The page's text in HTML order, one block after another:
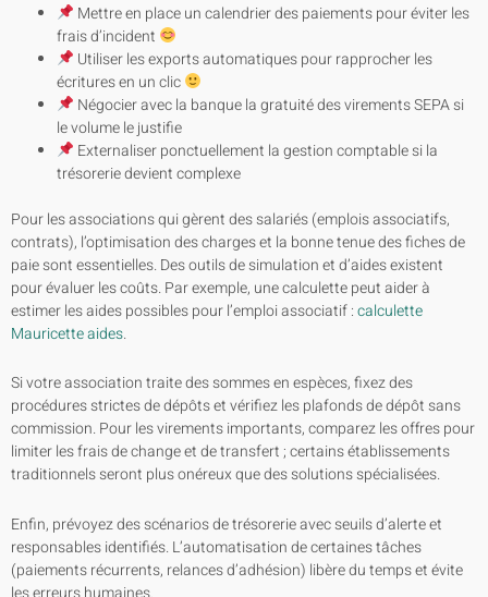
Mettre en place un calendrier des paiements pour éviter les
frais d’incident
Utiliser les exports automatiques pour rapprocher les
écritures en un clic
Négocier avec la banque la gratuité des virements SEPA si
le volume le justifie
Externaliser ponctuellement la gestion comptable si la
trésorerie devient complexe
Pour les associations qui gèrent des salariés (emplois associatifs,
contrats), l’optimisation des charges et la bonne tenue des fiches de
paie sont essentielles. Des outils de simulation et d’aides existent
pour évaluer les coûts. Par exemple, une calculette peut aider à
estimer les aides possibles pour l’emploi associatif :calculette
Mauricette aides.
Si votre association traite des sommes en espèces, fixez des
procédures strictes de dépôts et vérifiez les plafonds de dépôt sans
commission. Pour les virements importants, comparez les offres pour
limiter les frais de change et de transfert ; certains établissements
traditionnels seront plus onéreux que des solutions spécialisées.
Enfin, prévoyez des scénarios de trésorerie avec seuils d’alerte et
responsables identifiés. L’automatisation de certaines tâches
(paiements récurrents, relances d’adhésion) libère du temps et évite